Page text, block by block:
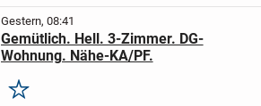
Gestern, 08:41
Gemütlich. Hell. 3-Zimmer. DG-
Wohnung. Nähe-KA/PF.
Merken